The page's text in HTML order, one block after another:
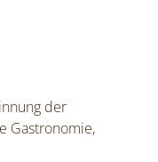
der
Gastronomie,